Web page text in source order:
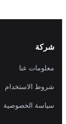
شركة
معلومات عنا
شروط الاستخدام
سياسة الخصوصية